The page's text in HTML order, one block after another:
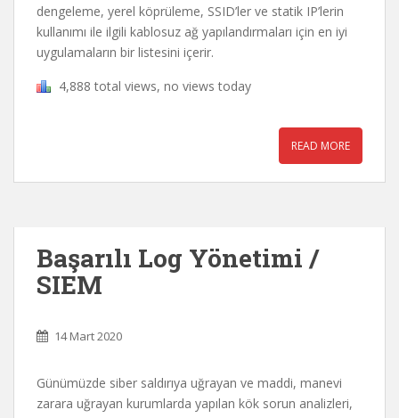
dengeleme, yerel köprüleme, SSID’ler ve statik IP’lerin
kullanımı ile ilgili kablosuz ağ yapılandırmaları için en iyi
uygulamaların bir listesini içerir.
4,888 total views, no views today
READ MORE
Başarılı Log Yönetimi /
SIEM
14 Mart 2020
Günümüzde siber saldırıya uğrayan ve maddi, manevi
zarara uğrayan kurumlarda yapılan kök sorun analizleri,